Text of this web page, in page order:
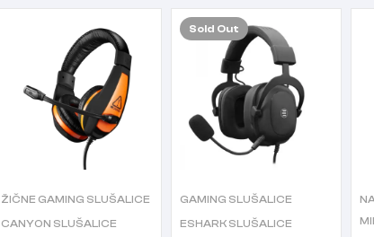
ŽIČNE GAMING SLUŠALICE
CANYON SLUŠALICE
Sold Out
GAMING SLUŠALICE
ESHARK SLUŠALICE